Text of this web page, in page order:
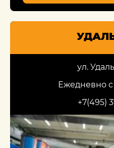
ул.
Ежедневно с
+7(495)